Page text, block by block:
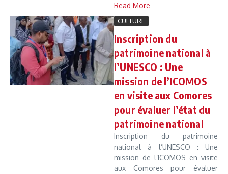
Read More
CULTURE
Inscription du
patrimoine national à
l’UNESCO : Une
mission de l’ICOMOS
en visite aux Comores
pour évaluer l’état du
patrimoine national
Inscription du patrimoine
national à l’UNESCO : Une
mission de l’ICOMOS en visite
aux Comores pour évaluer